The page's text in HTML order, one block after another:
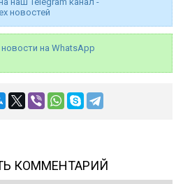
новостей
на WhatsApp
КОММЕНТАРИЙ